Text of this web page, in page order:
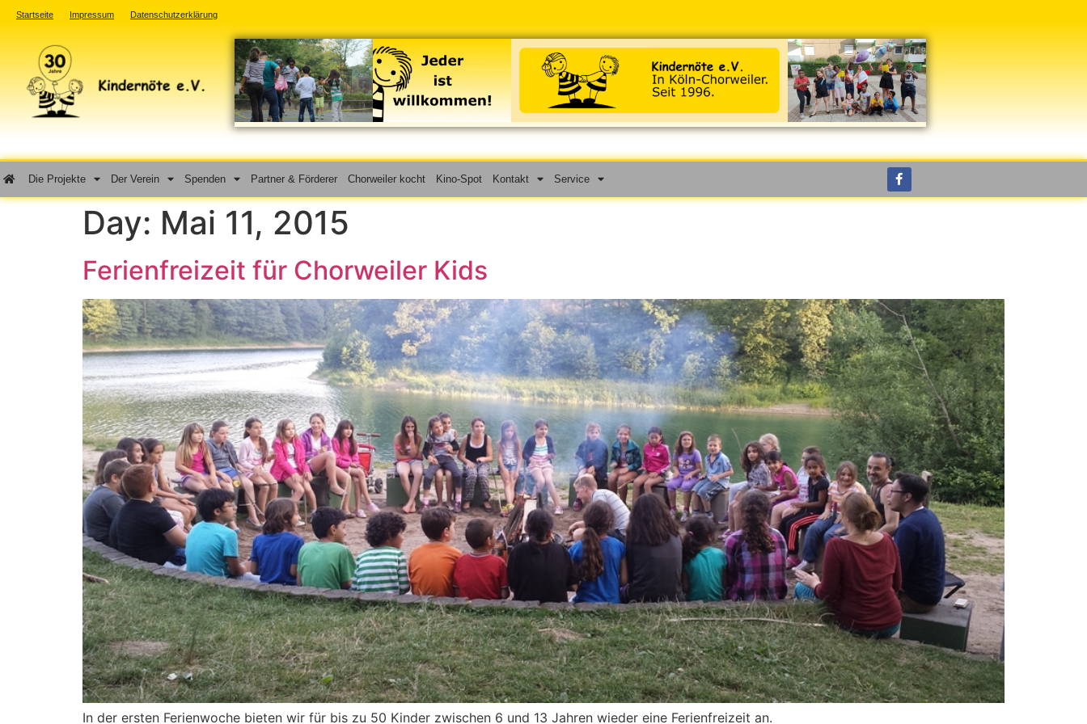
Startseite Impressum Datenschutzerklärung
Die Projekte Der Verein Spenden Partner & Förderer Chorweiler kocht Kino-Spot Kontakt Service
Day: Mai 11, 2015
Ferienfreizeit für Chorweiler Kids
In der ersten Ferienwoche bieten wir für bis zu 50 Kinder zwischen 6 und 13 Jahren wieder eine Ferienfreizeit an.